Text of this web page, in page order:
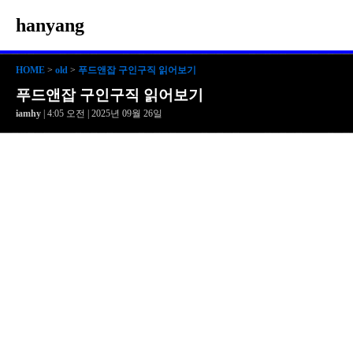
hanyang
HOME > old > 푸드앤잡 구인구직 읽어보기
푸드앤잡 구인구직 읽어보기
iamhy | 4:05 오전 | 2025년 09월 26일